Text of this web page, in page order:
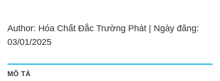
Author: Hóa Chất Đắc Trường Phát | Ngày đăng:
03/01/2025
MÔ TẢ